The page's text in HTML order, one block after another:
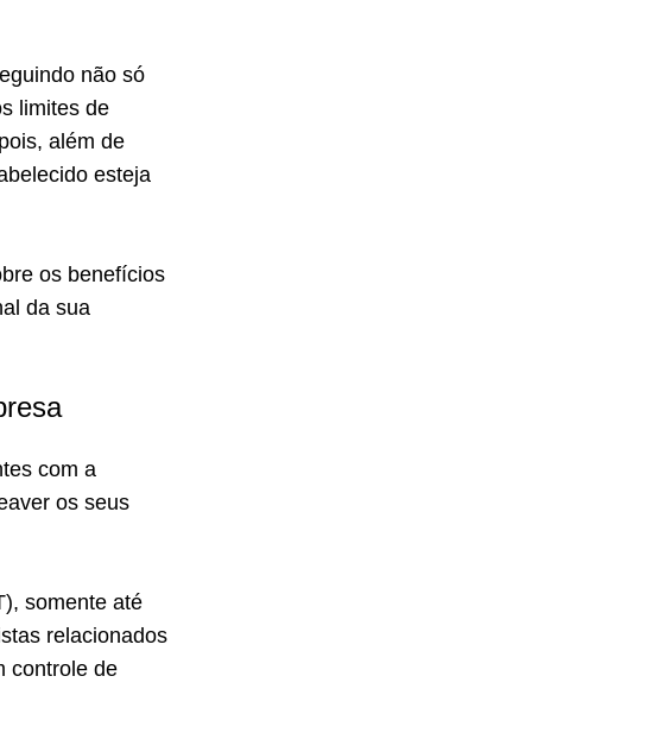
não só
limites de
além de
esteja
os benefícios
da sua
com a
os seus
somente até
relacionados
controle de